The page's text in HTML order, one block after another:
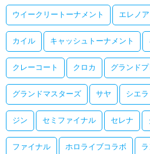
ウイークリートーナメント エレノア
カイル キャッシュトーナメント
クレーコート クロカ グランド
グランドマスターズ サヤ シエラ
ジン セミファイナル セレナ
ファイナル ホロライブコラボ